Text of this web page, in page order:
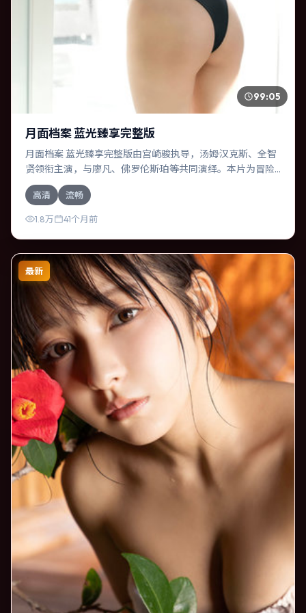
99:05
月面档案 蓝光臻享完整版
月面档案 蓝光臻享完整版由宫崎骏执导，汤姆·汉克斯、全智
贤领衔主演，与廖凡、佛罗伦斯·珀等共同演绎。本片为冒险
类型，主要班底与取景来自英国。失散多年的兄妹在边境小
镇意外重逢。影片整体气质压抑，节奏紧凑，人物动机清
晰，适合喜欢强情节与细腻表演的观众。
高清 流畅
1.8万 41个月前
最新